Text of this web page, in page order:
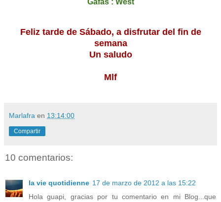
Gafas : West
Feliz tarde de Sábado, a disfrutar del fin de
semana
Un saludo
Mlf
Marlafra en 13:14:00
Compartir
10 comentarios:
la vie quotidienne 17 de marzo de 2012 a las 15:22
Hola guapi, gracias por tu comentario en mi Blog...que